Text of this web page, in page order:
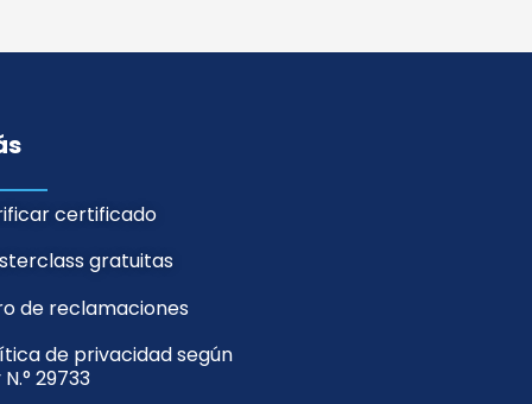
certificado
gratuitas
de reclamaciones
de privacidad según
N.° 29733